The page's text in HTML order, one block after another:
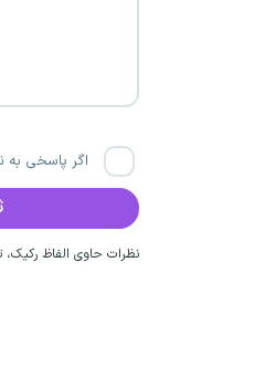
اگر پاسخی به
نظرات حاوی الفاظ رکیک،